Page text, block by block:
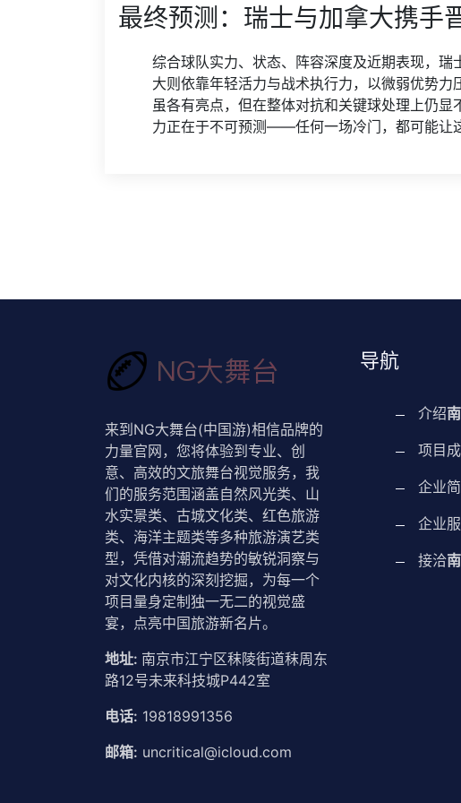
最终预测：瑞士与加拿大携手
综合球队实力、状态、阵容深度及近期表现，
大则依靠年轻活力与战术执行力，以微弱优势
虽各有亮点，但在整体对抗和关键球处理上仍
力正在于不可预测——任何一场冷门，都可能让
来到NG大舞台(中国游)相信品牌的
力量官网，您将体验到专业、创
意、高效的文旅舞台视觉服务，我
们的服务范围涵盖自然风光类、山
水实景类、古城文化类、红色旅游
类、海洋主题类等多种旅游演艺类
型，凭借对潮流趋势的敏锐洞察与
对文化内核的深刻挖掘，为每一个
项目量身定制独一无二的视觉盛
宴，点亮中国旅游新名片。
地址: 南京市江宁区秣陵街道秣周东
路12号未来科技城P442室
电话: 19818991356
邮箱: uncritical@icloud.com
导航
介绍
项目
企业
企业
接洽